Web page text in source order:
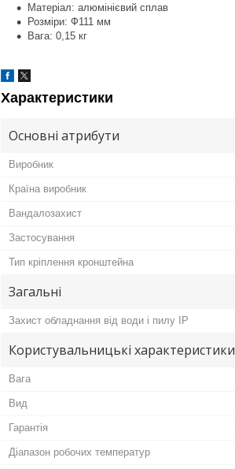
Матеріал: алюмінієвий сплав
Розміри: Ф111 мм
Вага: 0,15 кг
Характеристики
Основні атрибути
Виробник
Країна виробник
Вандалозахист
Застосування
Тип кріплення кронштейна
Загальні
Захист обладнання від води і пилу IP
Користувальницькі характеристики
Вага
Вид
Гарантія
Діапазон робочих температур